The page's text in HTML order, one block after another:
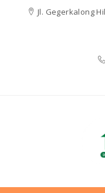
Jl. Gegerkalong